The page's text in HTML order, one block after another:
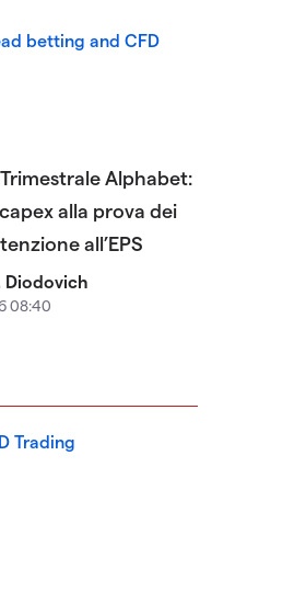
Alphabet:
alla prova dei
all’EPS
Diodovich
08:40